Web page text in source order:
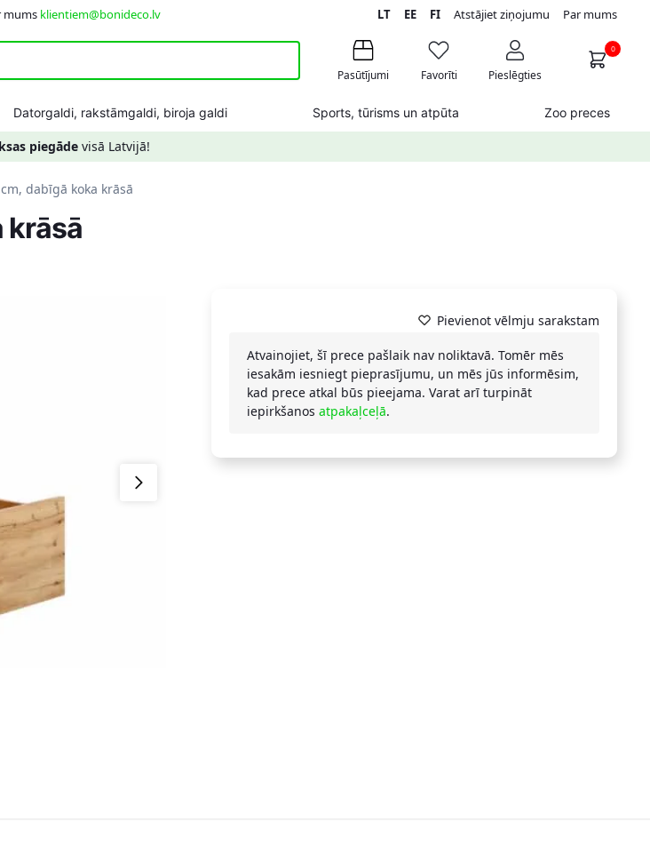
mums klientiem@bonideco.lv LT EE FIAtstājiet ziņojumu Par mums
Pasūtījumi Favorīti Pieslēgties
0
Datorgaldi, rakstāmgaldi, biroja galdi Sports, tūrisms un atpūta Zoo preces
piegādevisā Latvijā!
dabīgā koka krāsā
krāsā
Pievienot vēlmju sarakstam
Atvainojiet, šī prece pašlaik nav noliktavā. Tomēr mēs
iesakām iesniegt pieprasījumu, un mēs jūs informēsim,
kad prece atkal būs pieejama. Varat arī turpināt
iepirkšanos atpakaļceļā.